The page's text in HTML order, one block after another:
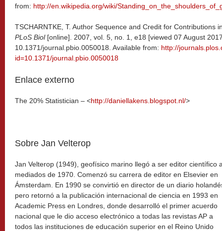
from: http://en.wikipedia.org/wiki/
TSCHARNTKE, T. Author Sequence and Credit for Contributions
PLoS Biol[online]. 2007, vol. 5, no. 1, e18 [viewed 07 August
10.1371/journal.pbio.0050018. Available from: http://
id=10.1371/journal.pbio.0050018
Enlace externo
The 20% Statistician – <http://daniellakens.blogspot.nl/>
Sobre Jan Velterop
Jan Velterop (1949), geofísico marino llegó a ser editor científico
mediados de 1970. Comenzó su carrera de editor en Elsevier en
Ámsterdam. En 1990 se convirtió en director de un diario
pero retornó a la publicación internacional de ciencia en 1993 en
Academic Press en Londres, donde desarrolló el primer acuerdo
nacional que le dio acceso electrónico a todas las revistas AP a
todos las instituciones de educación superior en el Reino Unido